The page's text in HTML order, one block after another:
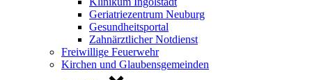
Geriatriezentrum Neuburg
Gesundheitsportal
Zahnärztlicher Notdienst
Freiwillige Feuerwehr
Kirchen und Glaubensgemeinden